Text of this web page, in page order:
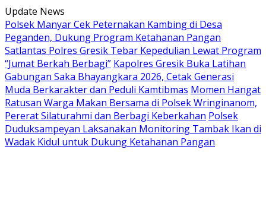
Langsung
ke
konten
Update News
Polsek Manyar Cek Peternakan Kambing di Desa
Peganden, Dukung Program Ketahanan Pangan
Satlantas Polres Gresik Tebar Kepedulian Lewat Program
“Jumat Berkah Berbagi” Kapolres Gresik Buka Latihan
Gabungan Saka Bhayangkara 2026, Cetak Generasi
Muda Berkarakter dan Peduli Kamtibmas Momen Hangat
Ratusan Warga Makan Bersama di Polsek Wringinanom,
Pererat Silaturahmi dan Berbagi Keberkahan Polsek
Duduksampeyan Laksanakan Monitoring Tambak Ikan di
Wadak Kidul untuk Dukung Ketahanan Pangan